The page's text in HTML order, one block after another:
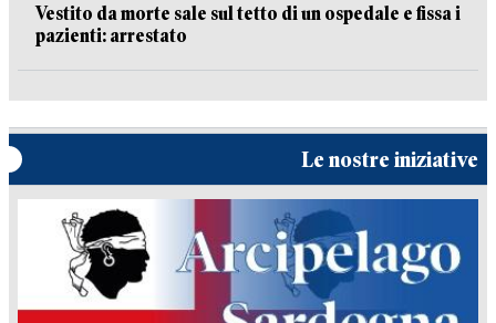
Vestito da morte sale sul tetto di un ospedale e fissa i
pazienti: arrestato
Le nostre iniziative